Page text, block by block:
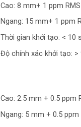
Cao: 8 mm+ 1 ppm RMS
Ngang: 15 mm+ 1 ppm
Thời gian khởi tạo: < 10 s
Độ chính xác khởi tạo: >
Cao: 2.5 mm + 0.5 ppm
Ngang: 5 mm + 0.5 ppm